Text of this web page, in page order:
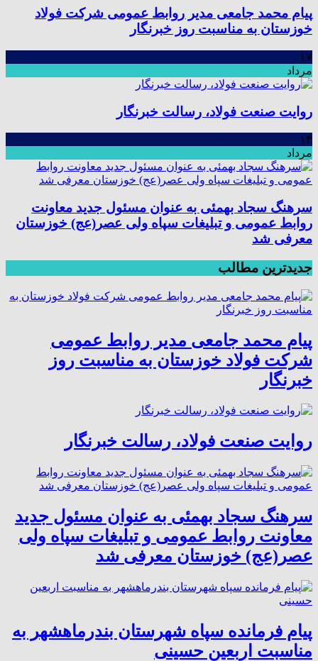
پیام محمد جامعی مدیر روابط عمومی شرکت فولاد
خوزستان به مناسبت روز خبرنگار
۱۷
مرداد
روایت صنعت فولاد،‌ رسالت خبرنگار
۱۴
مرداد
سرهنگ سجاد بهمئی به عنوان مسئول جدید معاونت
روابط عمومی و تبلیغات سپاه ولی عصر(عج) خوزستان
معرفی شد
جدیدترین مطالب
پیام محمد جامعی مدیر روابط عمومی
شرکت فولاد خوزستان به مناسبت روز
خبرنگار
روایت صنعت فولاد،‌ رسالت خبرنگار
سرهنگ سجاد بهمئی به عنوان مسئول جدید
معاونت روابط عمومی و تبلیغات سپاه ولی
عصر(عج) خوزستان معرفی شد
پیام فرمانده سپاه شهرستان بندرماهشهر به
مناسبت اربعین حسینی